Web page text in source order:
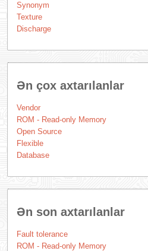
Synonym
Texture
Discharge
Ən çox axtarılanlar
Vendor
ROM - Read-only Memory
Open Source
Flexible
Database
Ən son axtarılanlar
Fault tolerance
ROM - Read-only Memory